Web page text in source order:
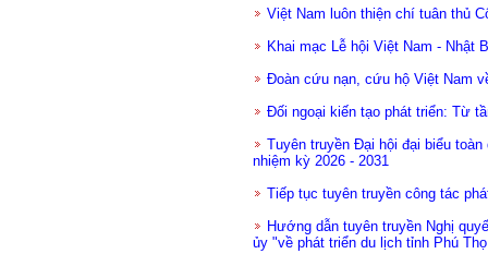
Việt Nam luôn thiện chí tuân thủ
Khai mạc Lễ hội Việt Nam - Nhật
Đoàn cứu nạn, cứu hộ Việt Nam
Đối ngoại kiến tạo phát triển: Từ
Tuyên truyền Đại hội đại biểu
nhiệm kỳ 2026 - 2031
Tiếp tục tuyên truyền công tác
Hướng dẫn tuyên truyền Nghị
ủy "về phát triển du lịch tỉnh Phú